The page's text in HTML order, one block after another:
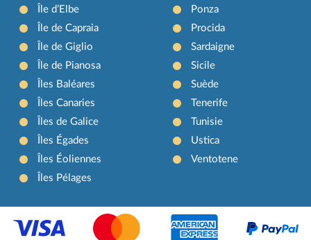
Île d’Elbe
Île de Capraia
Île de Giglio
Île de Pianosa
Îles Baléares
Îles Canaries
Îles de Galice
Îles Égades
Îles Éoliennes
Îles Pélages
Ponza
Procida
Sardaigne
Sicile
Suède
Tenerife
Tunisie
Ustica
Ventotene